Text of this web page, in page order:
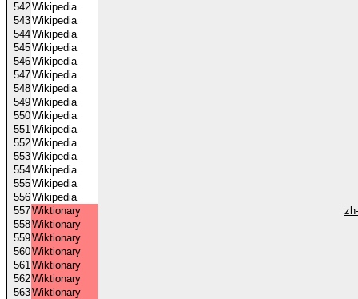
542Wikipedia
543Wikipedia
544Wikipedia
545Wikipedia
546Wikipedia
547Wikipedia
548Wikipedia
549Wikipedia
550Wikipedia
551Wikipedia
552Wikipedia
553Wikipedia
554Wikipedia
555Wikipedia
556Wikipedia
557Wiktionary
558Wiktionary
559Wiktionary
560Wiktionary
561Wiktionary
562Wiktionary
563Wiktionary